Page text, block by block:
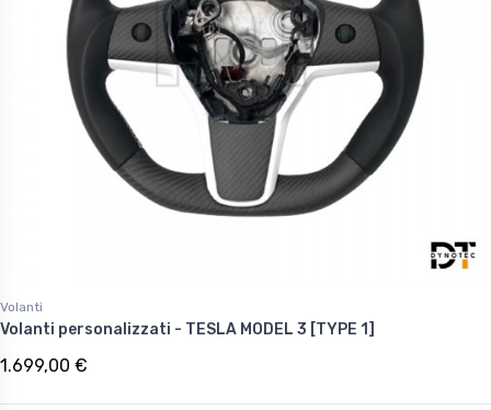
Volanti
Volanti personalizzati - TESLA MODEL 3 [TYPE 1]
1.699,00 €